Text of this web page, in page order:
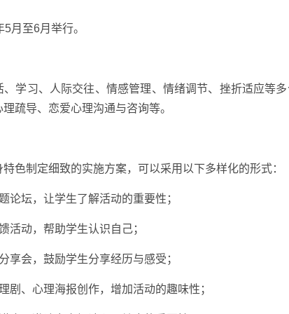
月至6月举行。
、学习、人际交往、情感管理、情绪调节、挫折适应等
疏导、恋爱心理沟通与咨询等。
色制定细致的实施方案，可以采用以下多样化的形式：
论坛，让学生了解活动的重要性；
活动，帮助学生认识自己；
享会，鼓励学生分享经历与感受；
剧、心理海报创作，增加活动的趣味性；